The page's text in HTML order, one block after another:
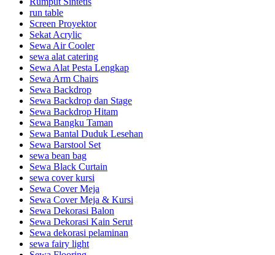
run table
Screen Proyektor
Sekat Acrylic
Sewa Air Cooler
sewa alat catering
Sewa Alat Pesta Lengkap
Sewa Arm Chairs
Sewa Backdrop
Sewa Backdrop dan Stage
Sewa Backdrop Hitam
Sewa Bangku Taman
Sewa Bantal Duduk Lesehan
Sewa Barstool Set
sewa bean bag
Sewa Black Curtain
sewa cover kursi
Sewa Cover Meja
Sewa Cover Meja & Kursi
Sewa Dekorasi Balon
Sewa Dekorasi Kain Serut
Sewa dekorasi pelaminan
sewa fairy light